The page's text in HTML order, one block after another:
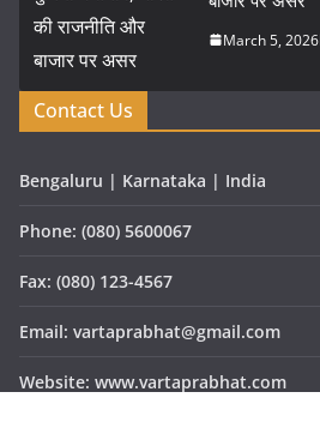
March 5, 2026
Contact Us
Bengaluru | Karnataka | India
Phone: (080) 5600067
Fax: (080) 123-4567
Email: vartaprabhat@gmail.com
Website: www.vartaprabhat.com